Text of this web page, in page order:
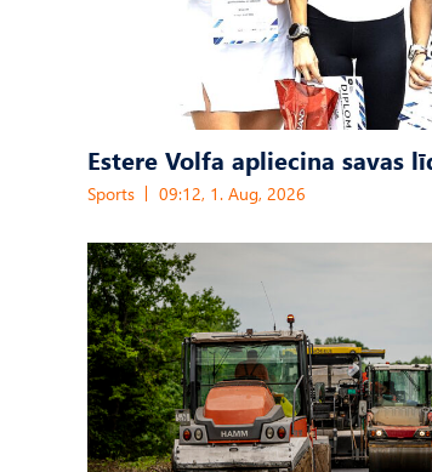
Estere Volfa apliecina savas
Sports 09:12, 1. Aug, 2026